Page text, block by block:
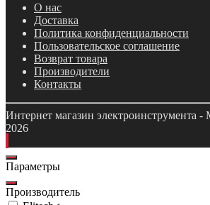
О нас
Доставка
Политика конфиденциальности
Пользовательское соглашение
Возврат товара
Производители
Контакты
Интернет магазин электроинструмента
2026
Параметры
Производитель